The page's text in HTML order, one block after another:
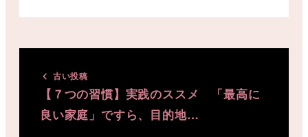
古い投稿
【７つの習慣】実践のススメ 「最高に
良い家庭」ですら、目的地…